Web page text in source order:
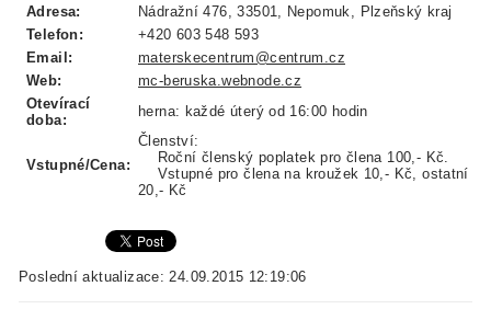
Adresa:
Nádražní 476, 33501, Nepomuk, Plzeňský kraj
Telefon:
+420 603 548 593
Email:
materskecentrum@centrum.cz
Web:
mc-beruska.webnode.cz
Otevírací
doba:
herna: každé úterý od 16:00 hodin
Vstupné/Cena:
Členství:
Roční členský poplatek pro člena 100,- Kč.
Vstupné pro člena na kroužek 10,- Kč, ostatní
20,- Kč
Poslední aktualizace: 24.09.2015 12:19:06